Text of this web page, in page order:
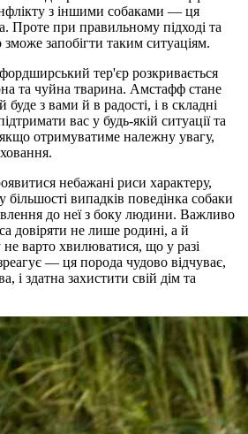
з іншими собаками — ця
Проте при правильному підході та
запобігти таким ситуаціям.
тер'єр розкривається
та чуйна тварина. Амстафф стане
з вами й в радості, і в складні
вас у будь-якій ситуації та
отримуватиме належну увагу,
небажані риси характеру,
більшості випадків поведінка собаки
до неї з боку людини. Важливо
довіряти не лише родині, а й
варто хвилюватися, що у разі
— ця порода чудово відчуває,
і здатна захистити свій дім та